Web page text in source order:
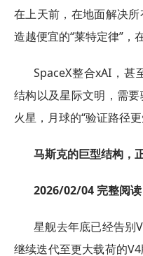
在上天前，在地面解决
造越便宜的“莱特定律”，
SpaceX整合xAI，甚
结构以及星际文明，需
火星，月球的“验证路径更
马斯克的巨型结构，
2026/02/04 完整阅
星舰去年底已经告别
继续迭代至更大载荷的